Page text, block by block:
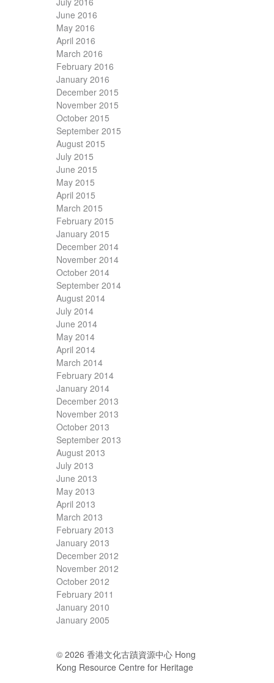
June 2016
May 2016
April 2016
March 2016
February 2016
January 2016
December 2015
November 2015
October 2015
September 2015
August 2015
July 2015
June 2015
May 2015
April 2015
March 2015
February 2015
January 2015
December 2014
November 2014
October 2014
September 2014
August 2014
July 2014
June 2014
May 2014
April 2014
March 2014
February 2014
January 2014
December 2013
November 2013
October 2013
September 2013
August 2013
July 2013
June 2013
May 2013
April 2013
March 2013
February 2013
January 2013
December 2012
November 2012
October 2012
February 2011
January 2010
January 2005
© 2026 香港文化古蹟資源中心 Hong
Kong Resource Centre for Heritage